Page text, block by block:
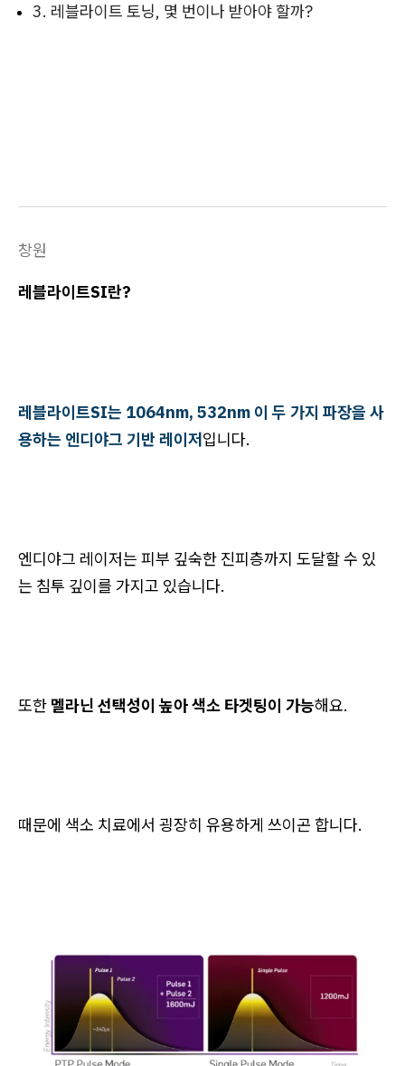
3. 레블라이트 토닝, 몇 번이나 받아야 할까?
창원
레블라이트SI란?
레블라이트SI는 1064nm, 532nm 이 두 가지 파장을 사
용하는 엔디야그 기반 레이저입니다.
엔디야그 레이저는 피부 깊숙한 진피층까지 도달할 수 있
는 침투 깊이를 가지고 있습니다.
또한 멜라닌 선택성이 높아 색소 타겟팅이 가능해요.
때문에 색소 치료에서 굉장히 유용하게 쓰이곤 합니다.